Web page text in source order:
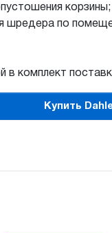
корзины;
шредера по
в комплект
Купить